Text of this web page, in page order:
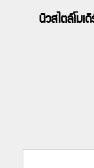
นิวสไตล์โมเ